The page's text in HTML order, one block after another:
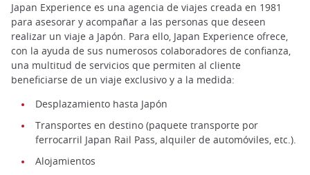
Japan Experience es una agencia de viajes creada en 1981
para asesorar y acompañar a las personas que deseen
realizar un viaje a Japón. Para ello, Japan Experience ofrece,
con la ayuda de sus numerosos colaboradores de confianza,
una multitud de servicios que permiten al cliente
beneficiarse de un viaje exclusivo y a la medida:
Desplazamiento hasta Japón
Transportes en destino (paquete transporte por
ferrocarril Japan Rail Pass, alquiler de automóviles, etc.).
Alojamientos